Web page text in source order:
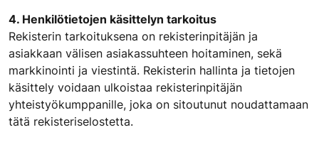
4. Henkilötietojen käsittelyn tarkoitus
Rekisterin tarkoituksena on rekisterinpitäjän ja
asiakkaan välisen asiakassuhteen hoitaminen, sekä
markkinointi ja viestintä. Rekisterin hallinta ja tietojen
käsittely voidaan ulkoistaa rekisterinpitäjän
yhteistyökumppanille, joka on sitoutunut noudattamaan
tätä rekisteriselostetta.